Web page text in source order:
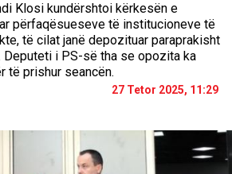
Klosi kundërshtoi kërkesën e
përfaqësueseve të institucioneve të
të cilat janë depozituar paraprakisht
Deputeti i PS-së tha se opozita ka
të prishur seancën.
27 Tetor 2025, 11:29